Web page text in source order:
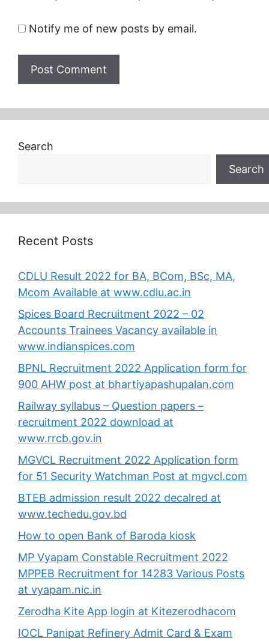
Notify me of new posts by email.
Search
Search
Recent Posts
CDLU Result 2022 for BA, BCom, BSc, MA,
Mcom Available at www.cdlu.ac.in
Spices Board Recruitment 2022 – 02
Accounts Trainees Vacancy available in
www.indianspices.com
BPNL Recruitment 2022 Application form for
900 AHW post at bhartiyapashupalan.com
Railway syllabus – Question papers –
recruitment 2022 download at
www.rrcb.gov.in
MGVCL Recruitment 2022 Application form
for 51 Security Watchman Post at mgvcl.com
BTEB admission result 2022 decalred at
www.techedu.gov.bd
How to open Bank of Baroda kiosk
MP Vyapam Constable Recruitment 2022
MPPEB Recruitment for 14283 Various Posts
at vyapam.nic.in
Zerodha Kite App login at Kitezerodhacom
IOCL Panipat Refinery Admit Card & Exam